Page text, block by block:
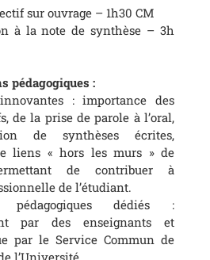
sur ouvrage – 1h30 CM
à la note de synthèse – 3h
pédagogiques :
: importance des
de la prise de parole à l’oral,
de synthèses écrites,
liens « hors les murs » de
de contribuer à
de l’étudiant.
pédagogiques dédiés :
par des enseignants et
par le Service Commun de